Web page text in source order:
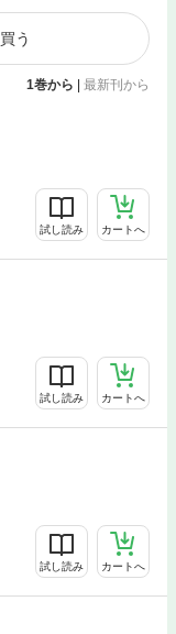
う
1巻から | 最新刊から
試し読み カートへ
試し読み カートへ
試し読み カートへ